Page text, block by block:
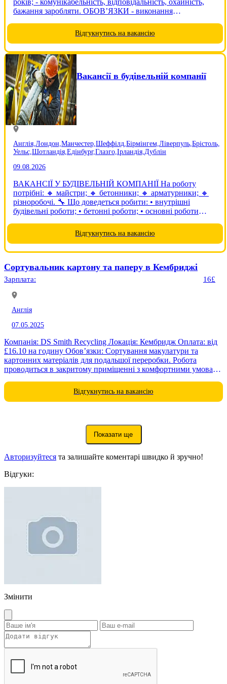
років; - комунікабельність, відповідальність, охайність,
бажання заробляти. ОБОВ’ЯЗКИ - виконання
сортування, сканування товару, збір врожаю....
Відгукнутись на вакансію
Вакансії в будівельній компанії
Англія, Лондон, Манчестер, Шеффілд, Бірмінгем, Ліверпуль, Брістоль,
Уельс, Шотландія, Едінбург,Глазго, Ірландія, Дублін
09.08.2026
ВАКАНСІЇ У БУДІВЕЛЬНІЙ КОМПАНІЇ На роботу
потрібні: 🔸 майстри; 🔸 бетонники; 🔸 арматурники; 🔸
різноробочі. 🔧 Що доведеться робити: • внутрішні
будівельні роботи; • бетонні роботи; • основні роботи
до 60 років; • досвід...Відгукнутись на вакансію
Сортувальник картону та паперу в Кембриджі
Зарплата: 16£
Англія
07.05.2025
Компанія: DS Smith Recycling Локація: Кембридж Оплата: від
£16.10 на годину Обов’язки: Сортування макулатури та
картонних матеріалів для подальшої переробки. Робота
проводиться в закритому приміщенні з комфортними умовами
Відгукнутись на вакансію
Показати ще
Авторизуйтеся та залишайте коментарі швидко й зручно!
Відгуки:
Змінити